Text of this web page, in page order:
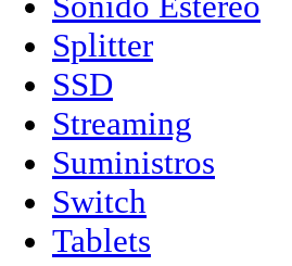
Splitter
SSD
Streaming
Suministros
Switch
Tablets